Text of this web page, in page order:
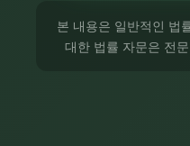
본 내용은 일반적인 법
대한 법률 자문은 전